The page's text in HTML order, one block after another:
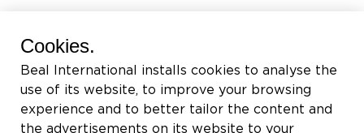
Rue du Tronquoy, 8
Cookies.
Beal International installs cookies to analyse the
use of its website, to improve your browsing
experience and to better tailor the content and
the advertisements on its website to your